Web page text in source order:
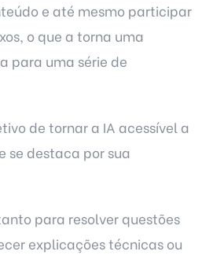
e até mesmo participar
o que a torna uma
para uma série de
de tornar a IA acessível a
se destaca por sua
para resolver questões
explicações técnicas ou